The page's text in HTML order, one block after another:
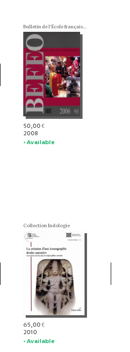
Bulletin de l'École française d'Extrême-Orient (BEFEO)
50,00 €
2008
• Available
Collection Indologie
65,00 €
2010
• Available